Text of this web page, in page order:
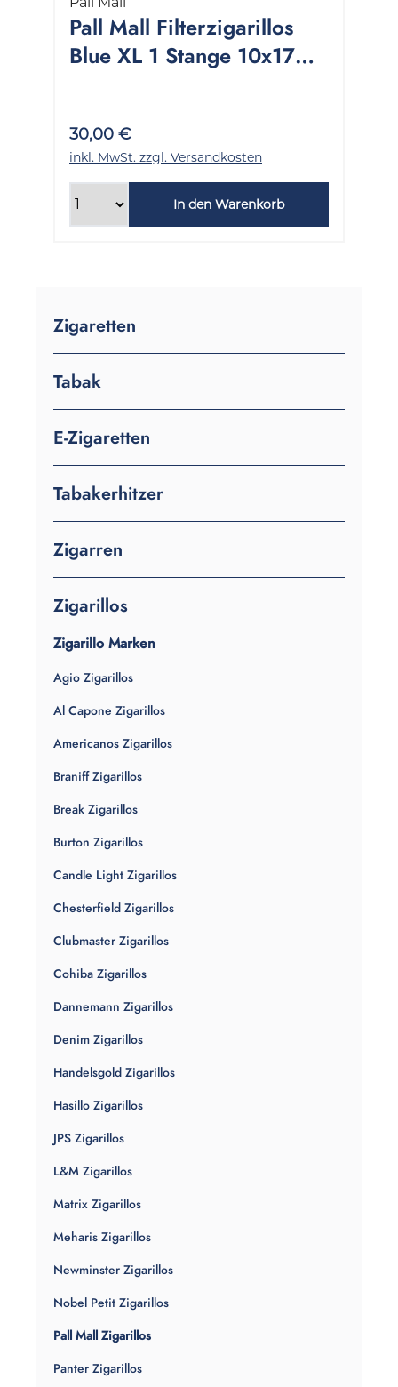
Zigaretten
Tabak
E-Zigaretten
Tabakerhitzer
Zigarren
Zigarillos
Zigarillo Marken
Agio Zigarillos
Al Capone Zigarillos
Americanos Zigarillos
Braniff Zigarillos
Break Zigarillos
Burton Zigarillos
Candle Light Zigarillos
Chesterfield Zigarillos
Clubmaster Zigarillos
Cohiba Zigarillos
Dannemann Zigarillos
Denim Zigarillos
Handelsgold Zigarillos
Hasillo Zigarillos
JPS Zigarillos
L&M Zigarillos
Matrix Zigarillos
Meharis Zigarillos
Newminster Zigarillos
Nobel Petit Zigarillos
Pall Mall Zigarillos
Panter Zigarillos
Pall Mall Filterzigarillos
Blue XL 1 Stange 10x17
30,00 €
inkl. MwSt. zzgl. Versandkosten
In den Warenkorb